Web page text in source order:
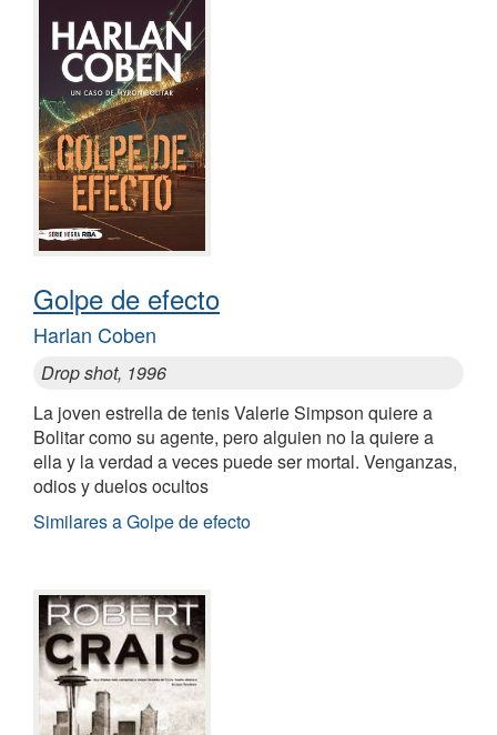
Golpe de efecto
Harlan Coben
Drop shot, 1996
La joven estrella de tenis Valerie Simpson quiere a
Bolitar como su agente, pero alguien no la quiere a
ella y la verdad a veces puede ser mortal. Venganzas,
odios y duelos ocultos
Similares a Golpe de efecto